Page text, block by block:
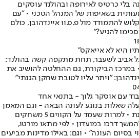
בלי כרטיס לאירופה ובהולנד עוסקים
בשאיפות של המנהל הטכני • "עם
להתמודד מול פ.ס.וו איינדהובן, כולם
להגיע?"
היא לא אייאקס"
אביב לשעבר, תחת מתקפה קשה בהולנד:
במרכז הביקורת, גם ההחלטה להושיב את
"ויתר עליו לטובת שחקן הגנתי"
עם אוסקר גלוך - בתנאי אחד
שאלות בנוגע לעונה הבאה - וגם המאמן
אוסקר גארסיה נמצא על הכוונת • למרות שעמד על הקווים 5 משחקים
דרכו במועדון • לפי מתאו מורטו,
לא נקבע ב-100% ותלוי בסיום העונה" • וגם: באילו מדינות מביעים